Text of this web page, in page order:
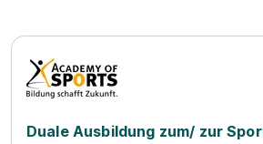
Duale Ausbildung zum/ zur